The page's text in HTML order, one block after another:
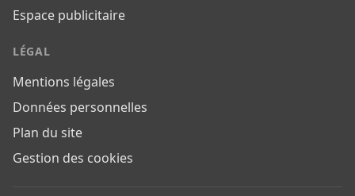
Espace publicitaire
LÉGAL
Mentions légales
Données personnelles
Plan du site
Gestion des cookies